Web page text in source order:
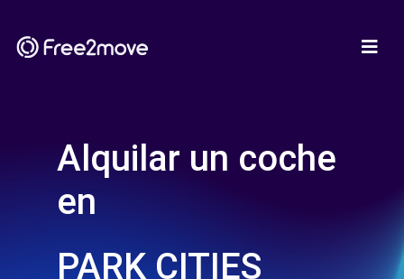
Alquilar un coche
en
PARK CITIES